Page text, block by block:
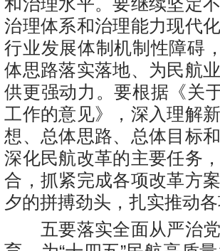
和治理水平。要继续坚定
治理体系和治理能力现代
行业发展体制机制性障碍
体思路落实落地、为民航
供更强动力。要根据《关
工作的意见》，深入理解
想、总体思路、总体目标
深化民航改革的主要任务
合，抓紧完成各项改革方
夕的拼搏劲头，扎实推动
五要落实全面从严治党